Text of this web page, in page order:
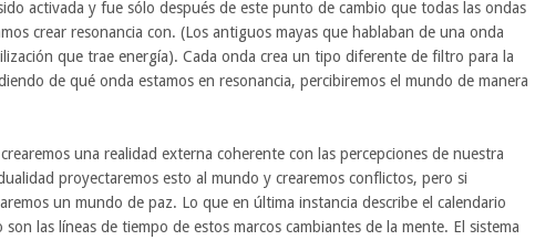
activada y fue sólo después de este punto de cambio que todas las ondas
crear resonancia con. (Los antiguos mayas que hablaban de una onda
que trae energía). Cada onda crea un tipo diferente de filtro para la
de qué onda estamos en resonancia, percibiremos el mundo de manera
una realidad externa coherente con las percepciones de nuestra
proyectaremos esto al mundo y crearemos conflictos, pero si
un mundo de paz. Lo que en última instancia describe el calendario
las líneas de tiempo de estos marcos cambiantes de la mente. El sistema